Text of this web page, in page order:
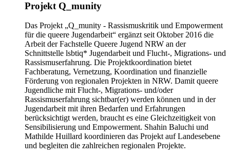
Projekt Q_munity
Das Projekt „Q_munity - Rassismuskritik und Empowerment
für die queere Jugendarbeit“ ergänzt seit Oktober 2016 die
Arbeit der Fachstelle Queere Jugend NRW an der
Schnittstelle lsbtiq* Jugendarbeit und Flucht-, Migrations- und
Rassismuserfahrung. Die Projektkoordination bietet
Fachberatung, Vernetzung, Koordination und finanzielle
Förderung von regionalen Projekten in NRW. Damit queere
Jugendliche mit Flucht-, Migrations- und/oder
Rassismuserfahrung sichtbar(er) werden können und in der
Jugendarbeit mit ihren Bedarfen und Erfahrungen
berücksichtigt werden, braucht es eine Gleichzeitigkeit von
Sensibilisierung und Empowerment. Shahin Baluchi und
Mathilde Huillard koordinieren das Projekt auf Landesebene
und begleiten die zahlreichen regionalen Projekte.